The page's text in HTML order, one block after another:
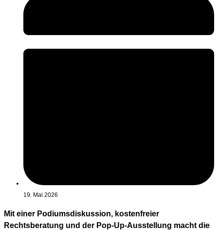
19. Mai 2026
Mit einer Podiumsdiskussion, kostenfreier
Rechtsberatung und der Pop-Up-Ausstellung macht die